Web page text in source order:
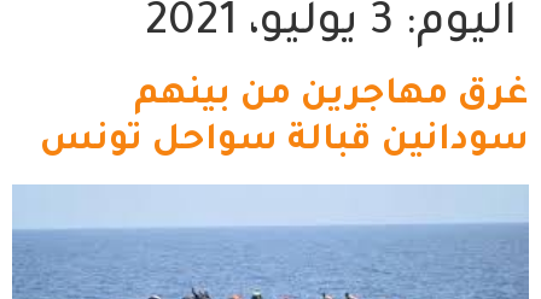
اليوم: 3 يوليو، 2021
غرق مهاجرين من بينهم
سودانين قبالة سواحل تونس